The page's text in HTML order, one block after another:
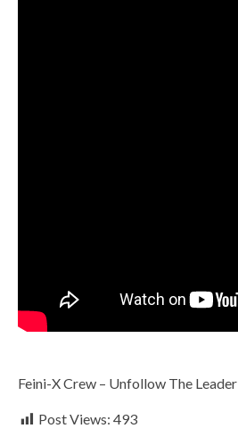
Feini-X Crew – Unfollow The Leader
Post Views: 493